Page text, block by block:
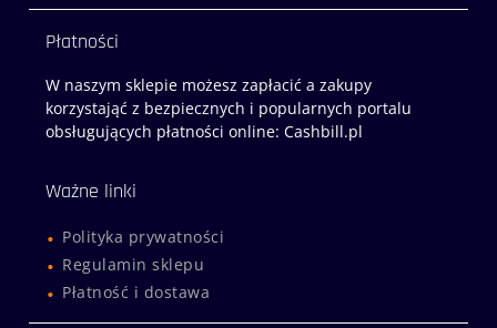
Płatności
W naszym sklepie możesz zapłacić a zakupy
korzystająć z bezpiecznych i popularnych portalu
obsługujących płatności online: Cashbill.pl
Ważne linki
Polityka prywatności
Regulamin sklepu
Płatność i dostawa